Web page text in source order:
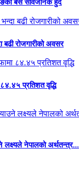
बस सार्वजनिक हुँदै
रोजगारीको अवसर
प्रतिशत वृद्धि
लक्ष्यले नेपालको अर्थतन्त्र...